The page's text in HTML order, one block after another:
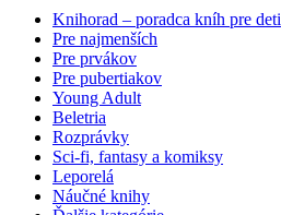
Knihorad – poradca kníh pre deti
Pre najmenších
Pre prvákov
Pre pubertiakov
Young Adult
Beletria
Rozprávky
Sci-fi, fantasy a komiksy
Leporelá
Náučné knihy